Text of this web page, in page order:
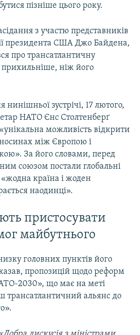
пізніше цього року.
з участю представників
президента США Джо Байдена,
про трансатлантичну
ніж його
нинішньої зустрічі, 17 лютого,
НАТО Єнс Столтенберґ
можливість відкрити
між Європою і
За його словами, перед
союзом постали глобальні
країна і жоден
наодинці».
пристосувати
майбутнього
головних пунктів його
пропозицій щодо реформ
2030», що має на меті
трансатлантичний альянс до